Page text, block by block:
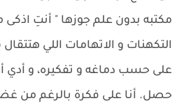
مكتبه بدون علم جوزها " أنتِ اذكى
التكهنات و الاتهامات اللي
على حسب دماغه و تفكيره، و أدي
حصل. أنا على فكرة بالرغم من